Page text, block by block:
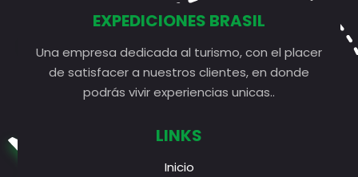
EXPEDICIONES BRASIL
Una empresa dedicada al turismo, con el placer
de satisfacer a nuestros clientes, en donde
podrás vivir experiencias unicas..
LINKS
Inicio